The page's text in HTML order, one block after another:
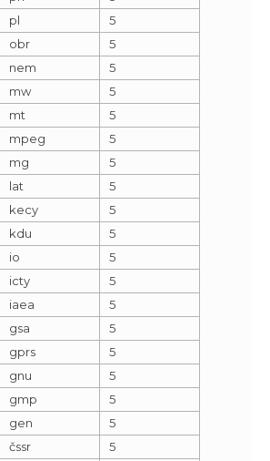
pl
5
obr
5
nem
5
mw
5
mt
5
mpeg
5
mg
5
lat
5
kecy
5
kdu
5
io
5
icty
5
iaea
5
gsa
5
gprs
5
gnu
5
gmp
5
gen
5
čssr
5